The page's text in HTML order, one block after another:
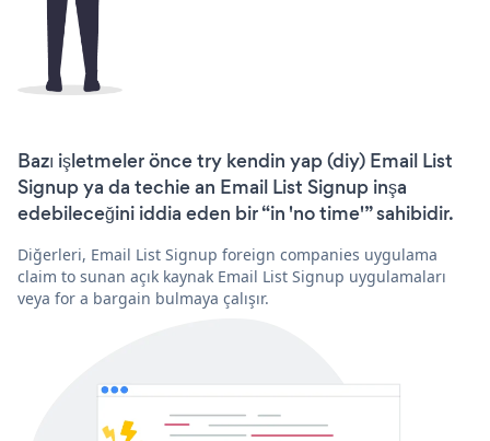
Bazı işletmeler önce try kendin yap (diy) Email List
Signup ya da techie an Email List Signup inşa
edebileceğini iddia eden bir “in 'no time'” sahibidir.
Diğerleri, Email List Signup foreign companies uygulama
claim to sunan açık kaynak Email List Signup uygulamaları
veya for a bargain bulmaya çalışır.